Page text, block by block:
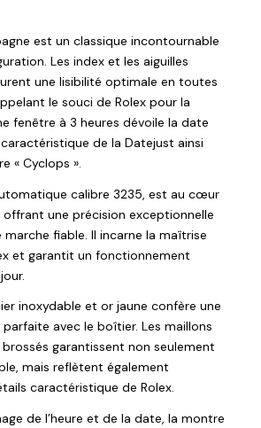
est un classique incontournable
Les index et les aiguilles
une lisibilité optimale en toutes
le souci de Rolex pour la
fenêtre à 3 heures dévoile la date
de la Datejust ainsi
« Cyclops ».
calibre 3235, est au cœur
une précision exceptionnelle
marche fiable. Il incarne la maîtrise
et garantit un fonctionnement
inoxydable et or jaune confère une
avec le boîtier. Les maillons
garantissent non seulement
mais reflètent également
caractéristique de Rolex.
de l’heure et de la date, la montre